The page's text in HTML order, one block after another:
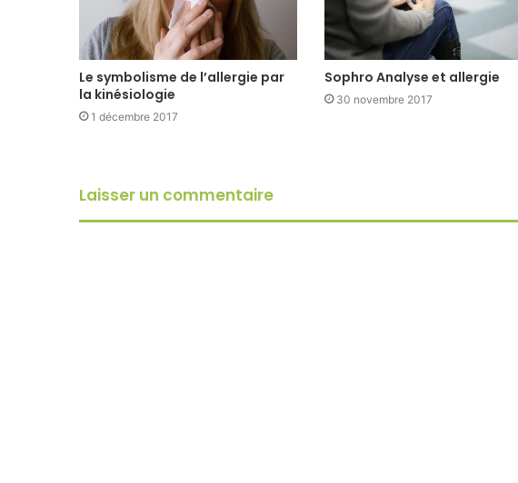
Le symbolisme de l’allergie par
la kinésiologie
1 décembre 2017
Sophro Analyse et allergie
30 novembre 2017
Laisser un commentaire